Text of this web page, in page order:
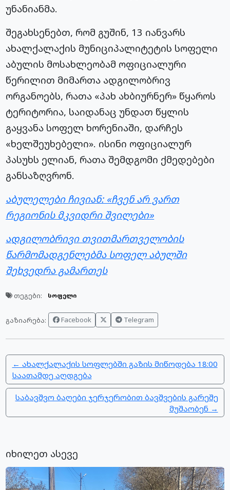
უნანიანმა.
შეგახსენებთ, რომ გუშინ, 13 იანვარს
ახალქალაქის მუნიციპალიტეტის სოფელი
აბულის მოსახლეობამ ოფიციალური
წერილით მიმართა ადგილობრივ
ორგანოებს, რათა «პახ ახბიურნერ» წყაროს
ტერიტორია, საიდანაც უნდათ წყლის
გაყვანა სოფელ ხორენიაში, დარჩეს
«ხელშეუხებელი». ისინი ოფიციალურ
პასუხს ელიან, რათა შემდგომი ქმედებები
განსაზღვრონ.
აბულელები ჩივიან: «ჩვენ არ ვართ
რეგიონის მკვიდრი შვილები»
ადგილობრივი თვითმართველობის
წარმომადგენლებმა სოფელ აბულში
შეხვედრა გამართეს
თეგები: სოფელი
გაზიარება: Facebook Telegram
← ახალქალაქის სოფლებში გაზის მიწოდება 18:00
საათამდე აღდგება
საბავშვო ბაღები ჯერჯერობით ბავშვების გარეშე
მუ​შაობენ →
იხილეთ ასევე